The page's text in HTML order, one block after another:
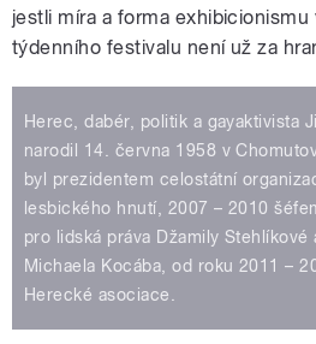
jestli míra a forma
týdenního festivalu není už za
Herec, dabér, politik a gayaktivista
narodil 14. června 1958 v
byl prezidentem celostátní
lesbického hnutí, 2007 – 2010
pro lidská práva Džamily
Michaela Kocába, od roku 2011 –
Herecké asociace.